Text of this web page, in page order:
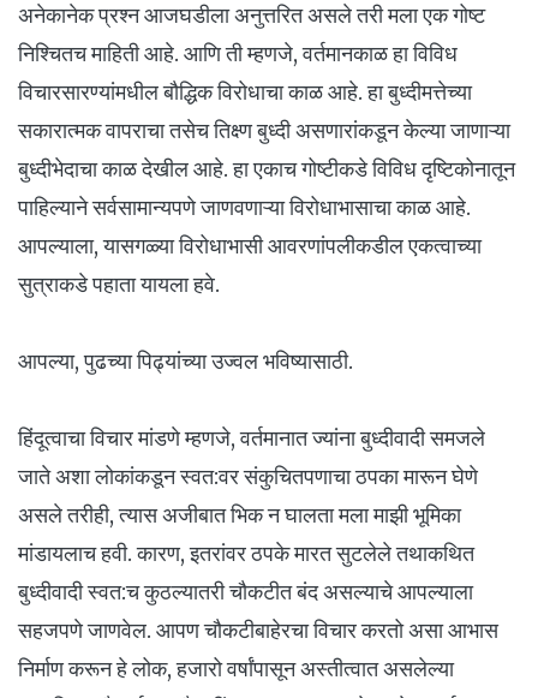
अनेकानेक प्रश्न आजघडीला अनुत्तरित असले तरी मला एक गोष्ट
निश्चितच माहिती आहे. आणि ती म्हणजे, वर्तमानकाळ हा विविध
विचारसारण्यांमधील बौद्धिक विरोधाचा काळ आहे. हा बुध्दीमत्तेच्या
सकारात्मक वापराचा तसेच तिक्ष्ण बुध्दी असणारांकडून केल्या जाणाऱ्या
बुध्दीभेदाचा काळ देखील आहे. हा एकाच गोष्टीकडे विविध दृष्टिकोनातून
पाहिल्याने सर्वसामान्यपणे जाणवणाऱ्या विरोधाभासाचा काळ आहे.
आपल्याला, यासगळ्या विरोधाभासी आवरणांपलीकडील एकत्वाच्या
सुत्राकडे पहाता यायला हवे.
आपल्या, पुढच्या पिढ्यांच्या उज्वल भविष्यासाठी.
हिंदूत्वाचा विचार मांडणे म्हणजे, वर्तमानात ज्यांना बुध्दीवादी समजले
जाते अशा लोकांकडून स्वत:वर संकुचितपणाचा ठपका मारून घेणे
असले तरीही, त्यास अजीबात भिक न घालता मला माझी भूमिका
मांडायलाच हवी. कारण, इतरांवर ठपके मारत सुटलेले तथाकथित
बुध्दीवादी स्वत:च कुठल्यातरी चौकटीत बंद असल्याचे आपल्याला
सहजपणे जाणवेल. आपण चौकटीबाहेरचा विचार करतो असा आभास
निर्माण करून हे लोक, हजारो वर्षांपासून अस्तीत्वात असलेल्या